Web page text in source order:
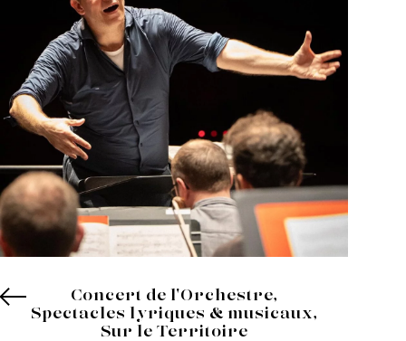
Concert de l'Orchestre,
Spectacles lyriques & musicaux,
Sur le Territoire